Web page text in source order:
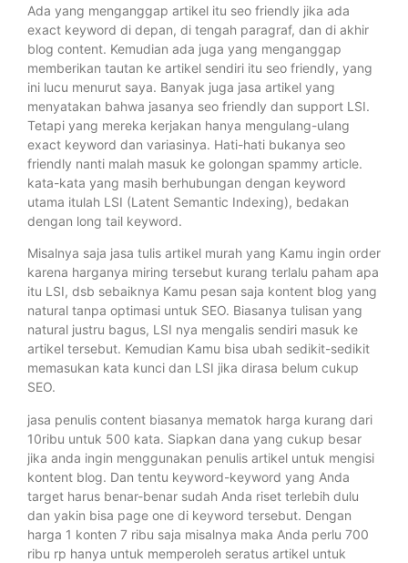
Ada yang menganggap artikel itu seo friendly jika ada
exact keyword di depan, di tengah paragraf, dan di akhir
blog content. Kemudian ada juga yang menganggap
memberikan tautan ke artikel sendiri itu seo friendly, yang
ini lucu menurut saya. Banyak juga jasa artikel yang
menyatakan bahwa jasanya seo friendly dan support LSI.
Tetapi yang mereka kerjakan hanya mengulang-ulang
exact keyword dan variasinya. Hati-hati bukanya seo
friendly nanti malah masuk ke golongan spammy article.
kata-kata yang masih berhubungan dengan keyword
utama itulah LSI (Latent Semantic Indexing), bedakan
dengan long tail keyword.
Misalnya saja jasa tulis artikel murah yang Kamu ingin order
karena harganya miring tersebut kurang terlalu paham apa
itu LSI, dsb sebaiknya Kamu pesan saja kontent blog yang
natural tanpa optimasi untuk SEO. Biasanya tulisan yang
natural justru bagus, LSI nya mengalis sendiri masuk ke
artikel tersebut. Kemudian Kamu bisa ubah sedikit-sedikit
memasukan kata kunci dan LSI jika dirasa belum cukup
SEO.
jasa penulis content biasanya mematok harga kurang dari
10ribu untuk 500 kata. Siapkan dana yang cukup besar
jika anda ingin menggunakan penulis artikel untuk mengisi
kontent blog. Dan tentu keyword-keyword yang Anda
target harus benar-benar sudah Anda riset terlebih dulu
dan yakin bisa page one di keyword tersebut. Dengan
harga 1 konten 7 ribu saja misalnya maka Anda perlu 700
ribu rp hanya untuk memperoleh seratus artikel untuk